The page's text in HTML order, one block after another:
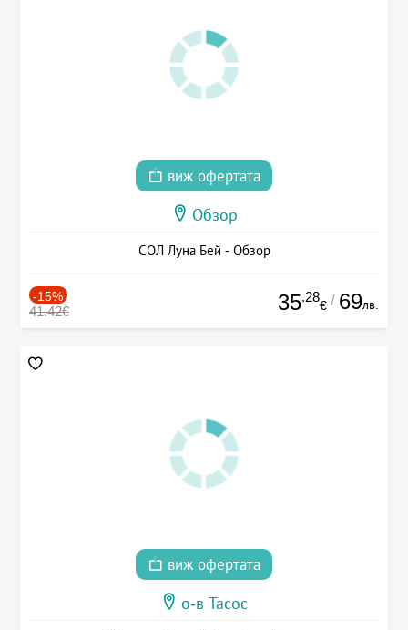
виж офертата
Обзор
СОЛ Луна Бей - Обзор
-15%
41.42€ 35.28
€ / 69лв.
виж офертата
о-в Тасос